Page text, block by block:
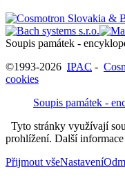
Soupis památek -
©1993-2026 IPAC -
cookies
Soupis památek -
Tyto stránky využívají
prohlížení. Další
Přijmout všeNastavení